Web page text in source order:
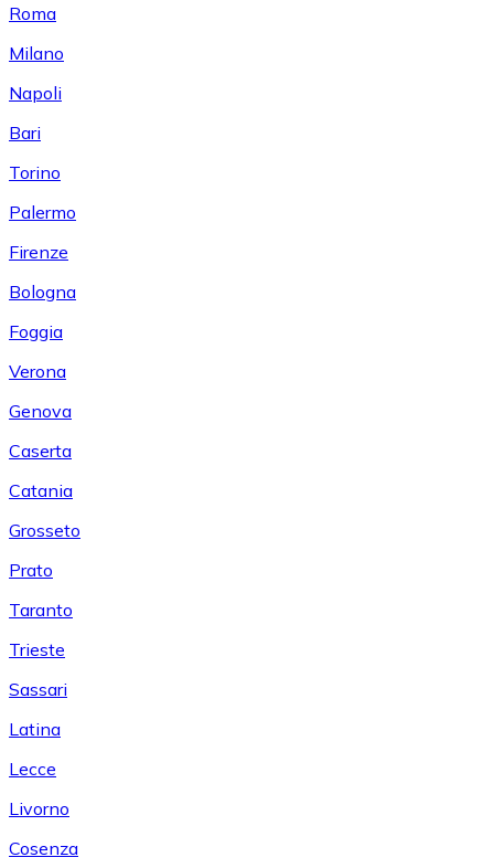
Roma
Milano
Napoli
Bari
Torino
Palermo
Firenze
Bologna
Foggia
Verona
Genova
Caserta
Catania
Grosseto
Prato
Taranto
Trieste
Sassari
Latina
Lecce
Livorno
Cosenza